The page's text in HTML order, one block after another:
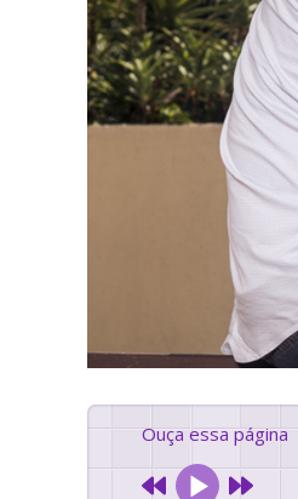
Ouça essa página